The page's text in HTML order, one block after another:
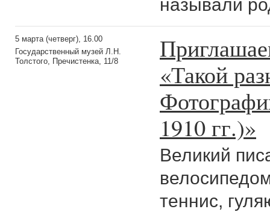
называли
5 марта (четверг), 16.00
Государственный музей Л.Н.
Толстого, Пречистенка, 11/8
«Такой
1910 гг.)»
Великий
теннис,